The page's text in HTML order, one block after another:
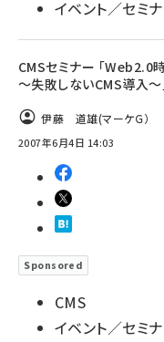
イベント／セミ
CMSセミナー 「
～失敗しないCMS導入～
伊藤 道雄(マーケＧ）
2007年6月4日 14:03
Sponsored
CMS
イベント／セミ